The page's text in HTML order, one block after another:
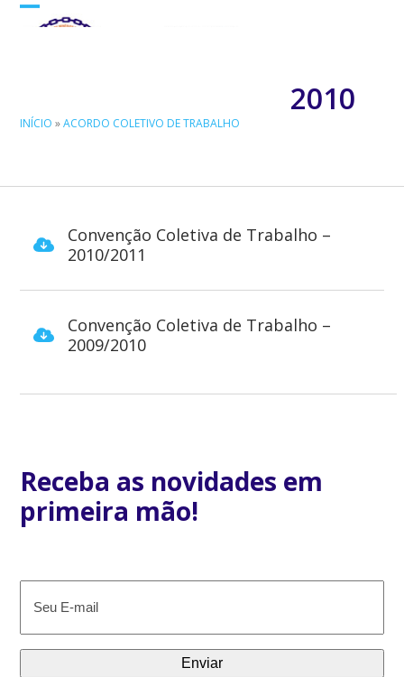
Skip
Open
Close
2010
INÍCIO »ACORDO COLETIVO DE TRABALHO
Convenção Coletiva de Trabalho –
2010/2011
Convenção Coletiva de Trabalho –
2009/2010
Receba as novidades em
primeira mão!
mail
(obrigatório)